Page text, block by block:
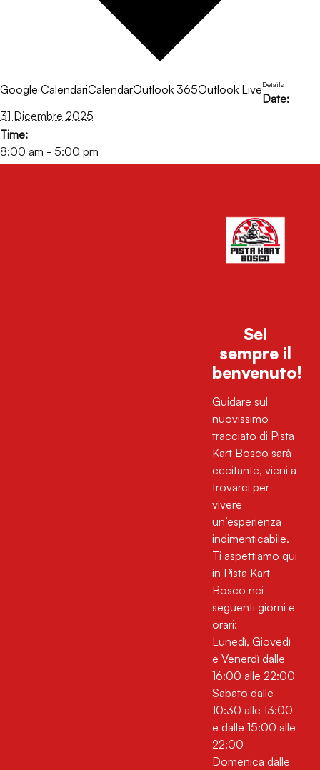
Google CalendariCalendarOutlook 365Outlook LiveDetails
Date:
31 Dicembre 2025
Time:
8:00 am - 5:00 pm
Sei
sempre il
benvenuto!
Guidare sul
nuovissimo
tracciato di Pista
Kart Bosco sarà
eccitante, vieni a
trovarci per
vivere
un’esperienza
indimenticabile.
Ti aspettiamo qui
in Pista Kart
Bosco nei
seguenti giorni e
orari:
Lunedì, Giovedì
e Venerdì dalle
16:00 alle 22:00
Sabato dalle
10:30 alle 13:00
e dalle 15:00 alle
22:00
Domenica dalle